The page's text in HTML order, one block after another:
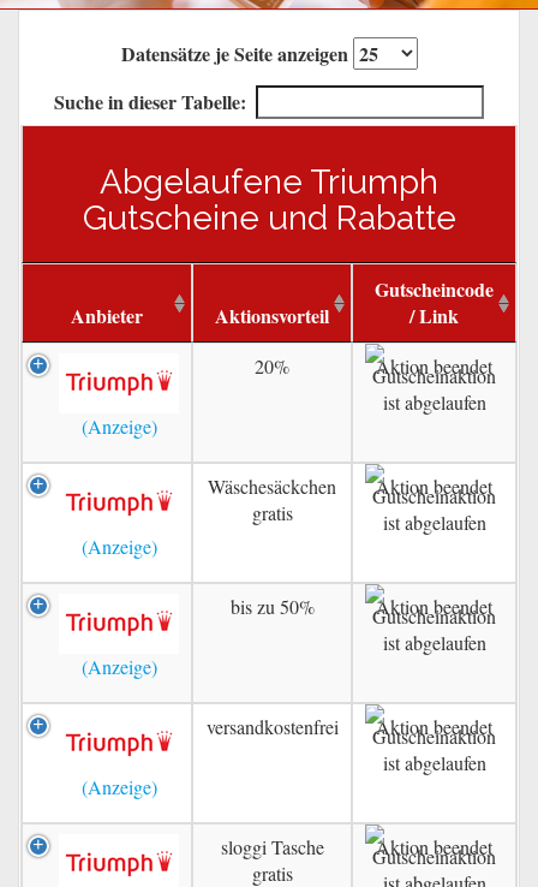
Datensätze je Seite anzeigen
Suche in dieser Tabelle:
Abgelaufene Triumph
Gutscheine und Rabatte
Anbieter Aktionsvorteil
Gutscheincode
/ Link
20% Aktion beendet
Wäschesäckchen
gratis
Aktion beendet
bis zu 50% Aktion beendet
versandkostenfrei Aktion beendet
sloggi Tasche
gratis
Aktion beendet